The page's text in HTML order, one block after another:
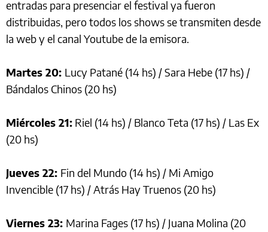
entradas para presenciar el festival ya fueron
distribuidas, pero todos los shows se transmiten desde
la web y el canal Youtube de la emisora.
Martes 20: Lucy Patané (14 hs) / Sara Hebe (17 hs) /
Bándalos Chinos (20 hs)
Miércoles 21: Riel (14 hs) / Blanco Teta (17 hs) / Las Ex
(20 hs)
Jueves 22: Fin del Mundo (14 hs) / Mi Amigo
Invencible (17 hs) / Atrás Hay Truenos (20 hs)
Viernes 23: Marina Fages (17 hs) / Juana Molina (20